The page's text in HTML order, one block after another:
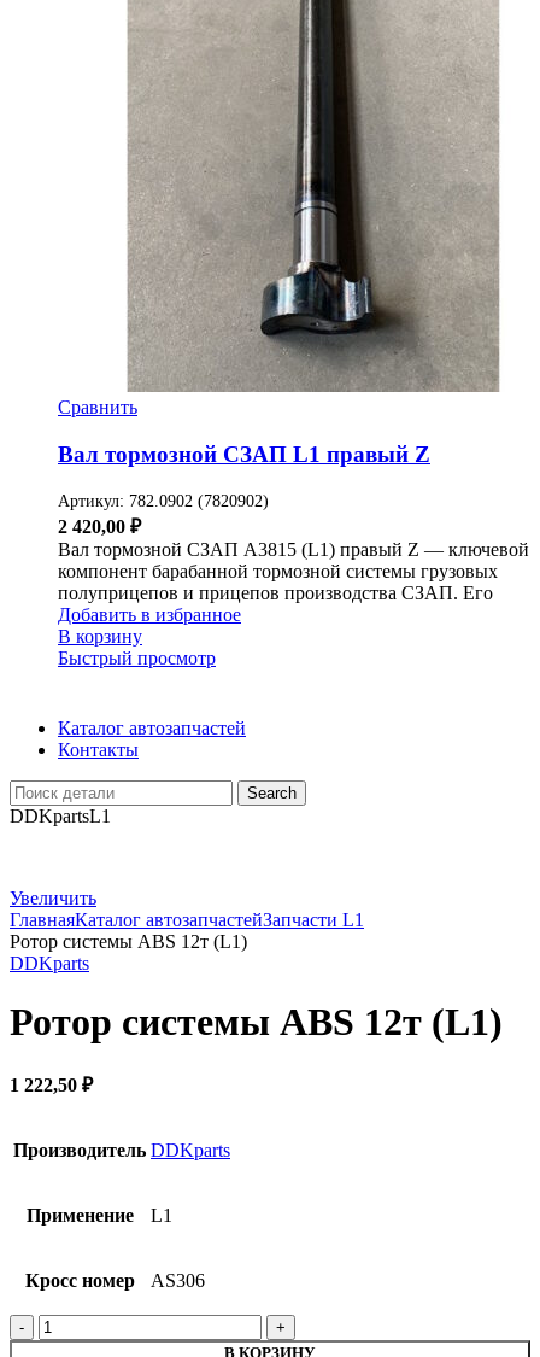
Сравнить
Вал тормозной СЗАП L1 правый Z
Артикул: 782.0902 (7820902)
2 420,00 ₽
Вал тормозной СЗАП A3815 (L1) правый Z — ключевой
компонент барабанной тормозной системы грузовых
полуприцепов и прицепов производства СЗАП. Его
Добавить в избранное
В корзину
Быстрый просмотр
Каталог автозапчастей
Контакты
Search
DDKpartsL1
Увеличить
ГлавнаяКаталог автозапчастейЗапчасти L1
Ротор системы ABS 12т (L1)
DDKparts
Ротор системы ABS 12т (L1)
1 222,50 ₽
Производитель DDKparts
Применение L1
Кросс номер AS306
Количество
товара
В КОРЗИНУ